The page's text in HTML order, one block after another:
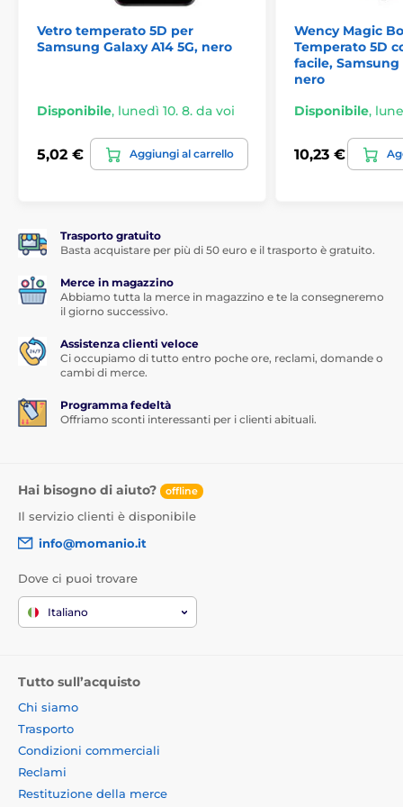
sentirai nemmeno sul display del tuo smartphone.
per Samsung Galaxy A14 è la sua
applicazione molto
temperato sul display del tuo smartphone sarà
davvero un gioco da ragazzi.
A differenza di altri vetri temperati, tutta la superficie
del vetro temperato per Samsung Galaxy A14 è coperta
assolutamente perfetta su tutta la superficie
vetro temperato. Non c'è quindi rischio di scollamento
dei bordi del vetro protettivo o loro sollevamento.
Contenuto della confezione:
1x panno asciutto
Vetro temperato 5D per
Samsung Galaxy A14 5G, nero
Disponibile, lunedì 10. 8. da voi
5,02 € Aggiungi al carrello
Wency Magic
Temperato 5D
facile, Samsung
nero
Disponibile,
10,23 €
Trasporto gratuito
Basta acquistare per più di 50 euro e il trasporto è gratuito.
Merce in magazzino
Abbiamo tutta la merce in magazzino e te la consegneremo
il giorno successivo.
Assistenza clienti veloce
Ci occupiamo di tutto entro poche ore, reclami, domande o
cambi di merce.
Programma fedeltà
Offriamo sconti interessanti per i clienti abituali.
Hai bisogno di aiuto? offline
Il servizio clienti è disponibile
info@momanio.it
Dove ci puoi trovare
Italiano
Tutto sull’acquisto
Chi siamo
Trasporto
Condizioni commerciali
Reclami
Restituzione della merce